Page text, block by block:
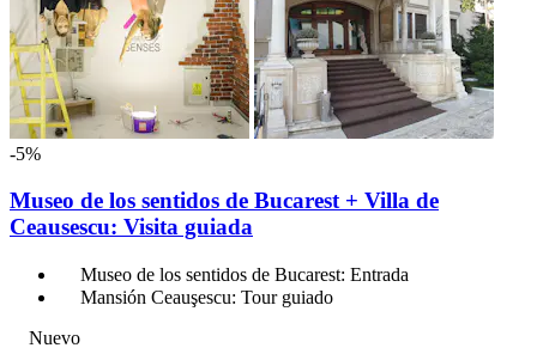
-5%
Museo de los sentidos de Bucarest + Villa de
Ceausescu: Visita guiada
Museo de los sentidos de Bucarest: Entrada
Mansión Ceauşescu: Tour guiado
Nuevo